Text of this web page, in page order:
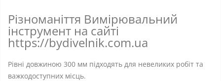
Різноманіття Вимірювальний
інструмент на сайті
https://bydivelnik.com.ua
Рівні довжиною 300 мм підходять для невеликих робіт та
важкодоступних місць.